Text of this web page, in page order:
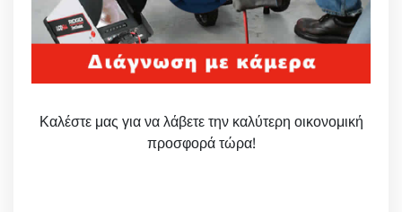
Καλέστε μας για να λάβετε την καλύτερη οικονομική
προσφορά τώρα!